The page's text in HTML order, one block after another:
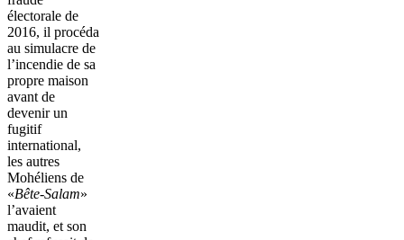
électorale de
2016, il procéda
au simulacre de
l’incendie de sa
propre maison
avant de
devenir un
fugitif
international,
les autres
Mohéliens de
«Bête-Salam»
l’avaient
maudit, et son